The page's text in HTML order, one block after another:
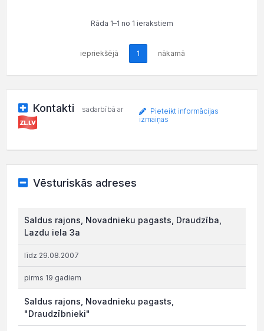
Rāda 1–1 no 1 ierakstiem
iepriekšējā 1 nākamā
Kontakti sadarbībā ar
Pieteikt informācijas
izmaiņas
Vēsturiskās adreses
Saldus rajons, Novadnieku pagasts, Draudzība,
Lazdu iela 3a
līdz 29.08.2007
pirms 19 gadiem
Saldus rajons, Novadnieku pagasts,
"Draudzībnieki"